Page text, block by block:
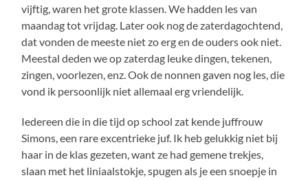
vijftig, waren het grote klassen. We hadden les van
maandag tot vrijdag. Later ook nog de zaterdagochtend,
dat vonden de meeste niet zo erg en de ouders ook niet.
Meestal deden we op zaterdag leuke dingen, tekenen,
zingen, voorlezen, enz. Ook de nonnen gaven nog les, die
vond ik persoonlijk niet allemaal erg vriendelijk.
Iedereen die in die tijd op school zat kende juffrouw
Simons, een rare excentrieke juf. Ik heb gelukkig niet bij
haar in de klas gezeten, want ze had gemene trekjes,
slaan met het liniaalstokje, spugen als je een snoepje in